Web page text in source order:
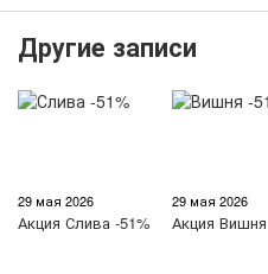
Другие записи
29 мая 2026
Акция Слива -51%
29 мая 2026
Акция